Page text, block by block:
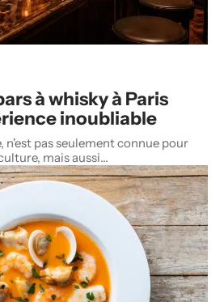
à whisky à Paris
inoubliable
n'est pas seulement connue pour
mais aussi…